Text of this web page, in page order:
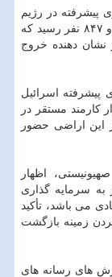
پیشرفته در رژیم
صهیونیستی در سال میلادی گذشته، به ۳۹۰ هزار و ۸۴۷ نفر رسید که
کاهش داشت و نشان دهنده خروج
پیشرفته اسرائیل
خارج می باشند و در مقابل ۴۴۰ هزار کارمند مستقر در
۴۰۰ هزار نفر در این اراضی حضور
اظهار
به سرمایه گذاری
می باشد، تأکید
زمینه بازگشت
های رسانه های